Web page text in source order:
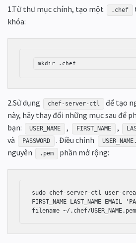
1.Từ thư mục chính, tạo một .chef
khóa:
mkdir .chef
2.Sử dụng chef-server-ctl
để tạo
này, hãy thay đổi những mục sau để
bạn:
USER_NAME , FIRST_NAME ,
và
PASSWORD . Điều chỉnh
nguyên
.pem phần mở rộng:
sudo chef-server-ctl user-create
FIRST_NAME LAST_NAME EMAIL